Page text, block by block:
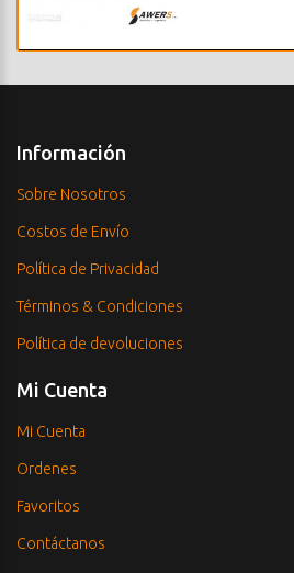
Información
Sobre Nosotros
Costos de Envío
Política de Privacidad
Términos & Condiciones
Política de devoluciones
Mi Cuenta
Mi Cuenta
Ordenes
Favoritos
Contáctanos